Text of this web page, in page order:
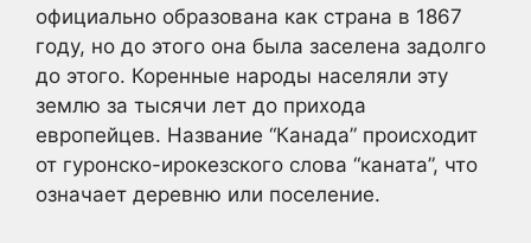
официально образована как страна в 1867
году, но до этого она была заселена задолго
до этого. Коренные народы населяли эту
землю за тысячи лет до прихода
европейцев. Название “Канада” происходит
от гуронско-ирокезского слова “каната”, что
означает деревню или поселение.